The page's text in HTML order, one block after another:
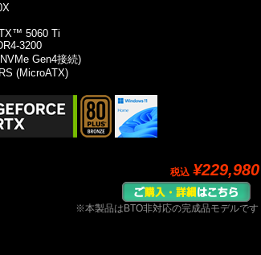
5060 Ti
3200
Gen4接続)
(MicroATX)
税込 ¥229,980
※本製品はBTO非対応の完成品モデルです